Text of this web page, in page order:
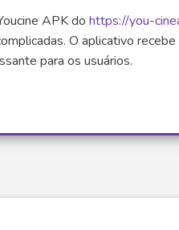
APK do https://you-
O aplicativo
para os usuários.